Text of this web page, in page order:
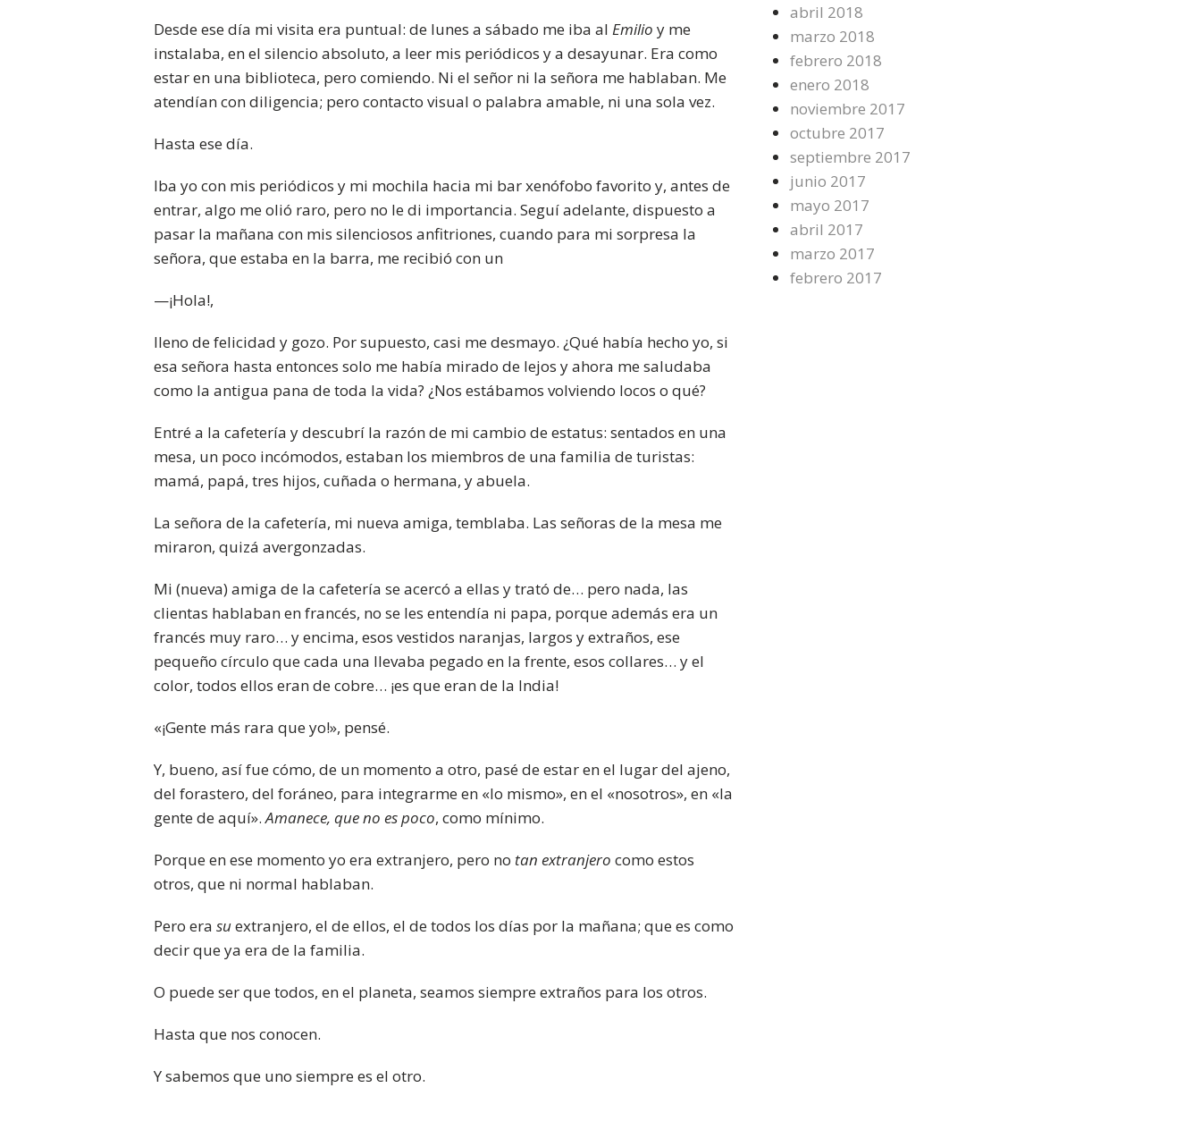
Desde ese día mi visita era puntual: de lunes a sábado me iba al Emilio y me
instalaba, en el silencio absoluto, a leer mis periódicos y a desayunar. Era como
estar en una biblioteca, pero comiendo. Ni el señor ni la señora me hablaban. Me
atendían con diligencia; pero contacto visual o palabra amable, ni una sola vez.
Hasta ese día.
Iba yo con mis periódicos y mi mochila hacia mi bar xenófobo favorito y, antes de
entrar, algo me olió raro, pero no le di importancia. Seguí adelante, dispuesto a
pasar la mañana con mis silenciosos anfitriones, cuando para mi sorpresa la
señora, que estaba en la barra, me recibió con un
—¡Hola!,
lleno de felicidad y gozo. Por supuesto, casi me desmayo. ¿Qué había hecho yo, si
esa señora hasta entonces solo me había mirado de lejos y ahora me saludaba
como la antigua pana de toda la vida? ¿Nos estábamos volviendo locos o qué?
Entré a la cafetería y descubrí la razón de mi cambio de estatus: sentados en una
mesa, un poco incómodos, estaban los miembros de una familia de turistas:
mamá, papá, tres hijos, cuñada o hermana, y abuela.
La señora de la cafetería, mi nueva amiga, temblaba. Las señoras de la mesa me
miraron, quizá avergonzadas.
Mi (nueva) amiga de la cafetería se acercó a ellas y trató de… pero nada, las
clientas hablaban en francés, no se les entendía ni papa, porque además era un
francés muy raro… y encima, esos vestidos naranjas, largos y extraños, ese
pequeño círculo que cada una llevaba pegado en la frente, esos collares… y el
color, todos ellos eran de cobre… ¡es que eran de la India!
«¡Gente más rara que yo!», pensé.
Y, bueno, así fue cómo, de un momento a otro, pasé de estar en el lugar del ajeno,
del forastero, del foráneo, para integrarme en «lo mismo», en el «nosotros», en «la
gente de aquí».Amanece, que no es poco, como mínimo.
Porque en ese momento yo era extranjero, pero no tan extranjero como estos
otros, que ni normal hablaban.
Pero era suextranjero, el de ellos, el de todos los días por la mañana; que es como
decir que ya era de la familia.
O puede ser que todos, en el planeta, seamos siempre extraños para los otros.
Hasta que nos conocen.
Y sabemos que uno siempre es el otro.
abril 2018
marzo 2018
febrero 2018
enero 2018
noviembre 2017
octubre 2017
septiembre 2017
junio 2017
mayo 2017
abril 2017
marzo 2017
febrero 2017